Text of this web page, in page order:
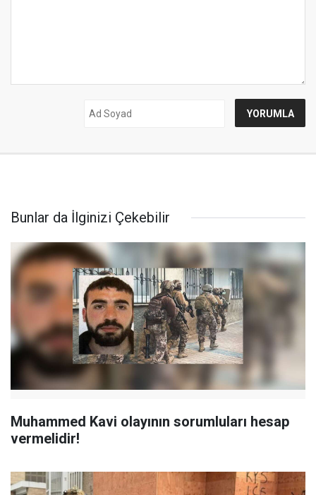
Bunlar da İlginizi Çekebilir
Muhammed Kavi olayının sorumluları hesap
vermelidir!